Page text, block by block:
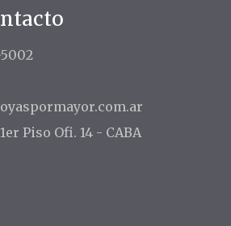
5002
Piso Ofi. 14 - CABA